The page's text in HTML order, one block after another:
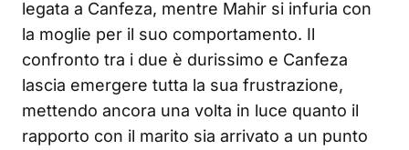
legata a Canfeza, mentre Mahir si infuria con
la moglie per il suo comportamento. Il
confronto tra i due è durissimo e Canfeza
lascia emergere tutta la sua frustrazione,
mettendo ancora una volta in luce quanto il
rapporto con il marito sia arrivato a un punto